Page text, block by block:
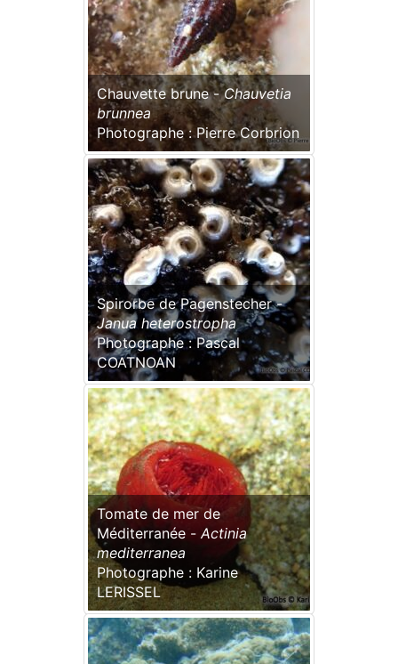
Chauvette brune -Chauvetia
brunnea
Photographe : Pierre Corbrion
Spirorbe de Pagenstecher -
Janua heterostropha
Photographe : Pascal
COATNOAN
Tomate de mer de
Méditerranée -Actinia
mediterranea
Photographe : Karine
LERISSEL